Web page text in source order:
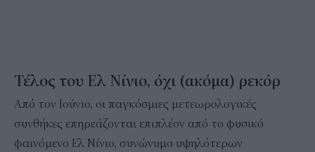
Τέλος του Ελ Νίνιο, όχι (ακόμα) ρεκόρ
Από τον Ιούνιο, οι παγκόσμιες μετεωρολογικές
συνθήκες επηρεάζονται επιπλέον από το φυσικό
φαινόμενο Ελ Νίνιο, συνώνυμο υψηλότερων